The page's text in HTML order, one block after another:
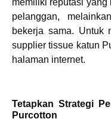
pelanggan,
bekerja sama. Untuk
supplier tissue katun
halaman internet.
Tetapkan Strategi
Purcotton